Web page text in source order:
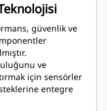
güvenlik ve
ve
için sensörler
entegre